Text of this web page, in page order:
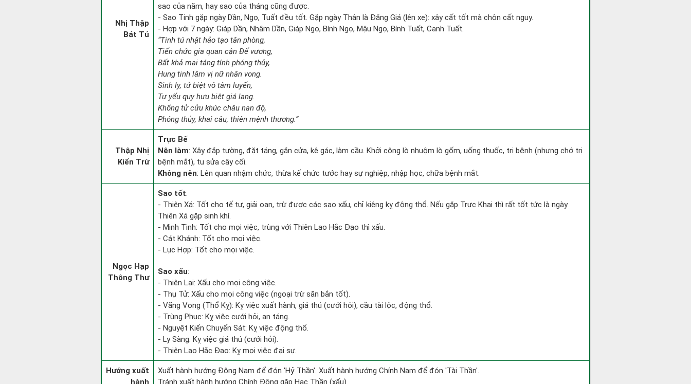
Nhị Thập
Bát Tú
sao của năm, hay sao của tháng cũng được.
- Sao Tinh gặp ngày Dần, Ngọ, Tuất đều tốt. Gặp ngày Thân là Đăng Giá (lên xe): xây cất tốt mà chôn cất nguy.
- Hợp với 7 ngày: Giáp Dần, Nhâm Dần, Giáp Ngọ, Bính Ngọ, Mậu Ngọ, Bính Tuất, Canh Tuất.
“Tinh tú nhật hảo tạo tân phòng,
Tiến chức gia quan cận Đế vương,
Bất khả mai táng tính phóng thủy,
Hung tinh lâm vị nữ nhân vong.
Sinh ly, tử biệt vô tâm luyến,
Tự yếu quy hưu biệt giá lang.
Khổng tử cửu khúc châu nan độ,
Phóng thủy, khai câu, thiên mệnh thương.”
Thập Nhị
Kiến Trừ
Trực Bế
Nên làm: Xây đắp tường, đặt táng, gắn cửa, kê gác, làm cầu. Khởi công lò nhuộm lò gốm, uống thuốc, trị bệnh (nhưng chớ trị
bệnh mắt), tu sửa cây cối.
Không nên: Lên quan nhậm chức, thừa kế chức tước hay sự nghiệp, nhập học, chữa bệnh mắt.
Ngọc Hạp
Thông Thư
Sao tốt:
- Thiên Xá: Tốt cho tế tự, giải oan, trừ được các sao xấu, chỉ kiêng kỵ động thổ. Nếu gặp Trực Khai thì rất tốt tức là ngày
Thiên Xá gặp sinh khí.
- Minh Tinh: Tốt cho mọi việc, trùng với Thiên Lao Hắc Đạo thì xấu.
- Cát Khánh: Tốt cho mọi việc.
- Lục Hợp: Tốt cho mọi việc.
Sao xấu:
- Thiên Lại: Xấu cho mọi công việc.
- Thụ Tử: Xấu cho mọi công việc (ngoại trừ săn bắn tốt).
- Vãng Vong (Thổ Kỵ): Kỵ việc xuất hành, giá thú (cưới hỏi), cầu tài lộc, động thổ.
- Trùng Phục: Kỵ việc cưới hỏi, an táng.
- Nguyệt Kiến Chuyển Sát: Kỵ việc động thổ.
- Ly Sàng: Kỵ việc giá thú (cưới hỏi).
- Thiên Lao Hắc Đạo: Kỵ mọi việc đại sự.
Hướng xuất
hành
Xuất hành hướng Đông Nam để đón 'Hỷ Thần'. Xuất hành hướng Chính Nam để đón 'Tài Thần'.
Tránh xuất hành hướng Chính Đông gặp Hạc Thần (xấu)